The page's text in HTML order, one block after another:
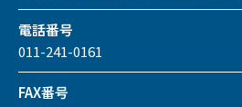
電話番号
011-241-0161
FAX番号